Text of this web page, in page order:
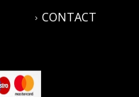
CONTACT